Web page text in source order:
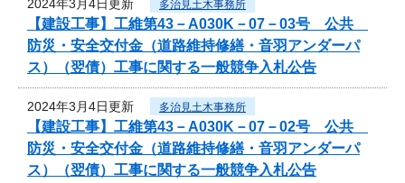
2024年3月4日更新 多治見土木事務所
【建設工事】工維第43－A030K－07－03号 公共
防災・安全交付金（道路維持修繕・音羽アンダーパ
ス）（翌債）工事に関する一般競争入札公告
2024年3月4日更新 多治見土木事務所
【建設工事】工維第43－A030K－07－02号 公共
防災・安全交付金（道路維持修繕・音羽アンダーパ
ス）（翌債）工事に関する一般競争入札公告